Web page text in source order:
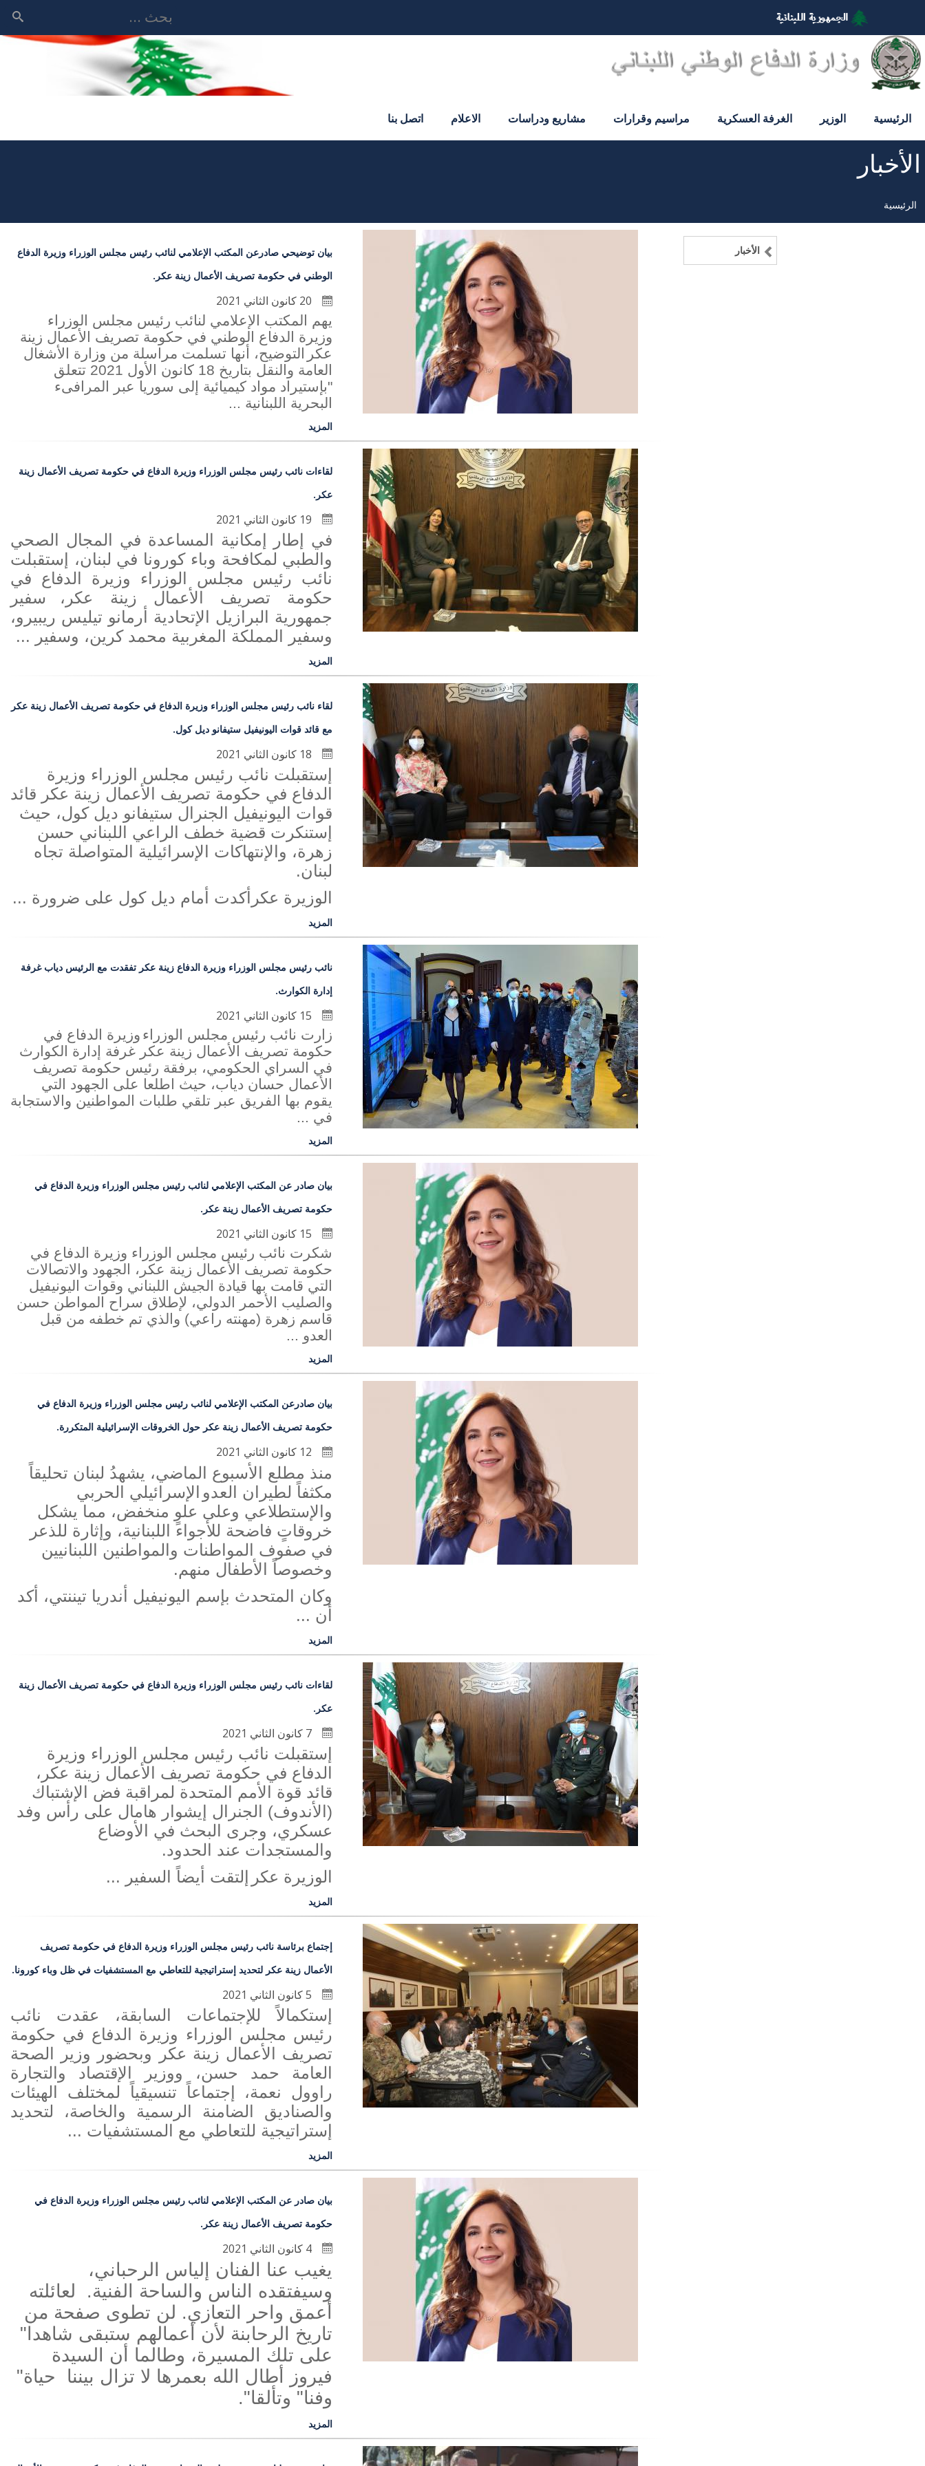
المحتوى
الرئيسي
الرئيسية الوزير الغرفة العسكرية مراسيم وقرارات مشاريع ودراسات الاعلام اتصل بنا
الأخبار
مسار
الرئيسية
بيان توضيحي صادرعن المكتب الإعلامي لنائب رئيس مجلس الوزراء وزيرة الدفاع
الوطني في حكومة تصريف الأعمال زينة عكر.
يهم المكتب الإعلامي لنائب رئيس مجلس الوزراء
وزيرة الدفاع الوطني في حكومة تصريف الأعمال زينة
عكر
التوضيح، أنها تسلمت مراسلة من وزارة الأشغال
العامة والنقل بتاريخ 18 كانون الأول 2021 تتعلق
"بإستيراد مواد كيميائية إلى سوريا عبر المرافىء
البحرية اللبنانية ...
المزيد
لقاءات نائب رئيس مجلس الوزراء وزيرة الدفاع في حكومة تصريف الأعمال زينة
عكر.
في إطار إمكانية المساعدة في المجال الصحي
والطبي لمكافحة وباء كورونا في لبنان، إستقبلت
نائب رئيس مجلس الوزراء وزيرة الدفاع في
حكومة تصريف الأعمال زينة عكر،
سفير
جمهورية البرازيل الإتحادية أرمانو تيليس ريبيرو،
وسفير المملكة المغربية محمد كرين، وسفير ...
المزيد
لقاء نائب رئيس مجلس الوزراء وزيرة الدفاع في حكومة تصريف الأعمال زينة عكر
مع قائد قوات اليونيفيل ستيفانو ديل كول.
إستقبلت نائب رئيس مجلس الوزراء وزيرة
الدفاع في حكومة تصريف الأعمال زينة عكر قائد
قوات اليونيفيل الجنرال ستيفانو ديل كول، حيث
إستنكرت قضية خطف الراعي اللبناني حسن
زهرة، والإنتهاكات الإسرائيلية المتواصلة تجاه
لبنان.
الوزيرة عكرأكدت أمام ديل كول على ضرورة ...
المزيد
نائب رئيس مجلس الوزراء وزيرة الدفاع زينة عكر تفقدت مع الرئيس دياب غرفة
إدارة الكوارث.
زارت نائب رئيس مجلس الوزراء وزيرة الدفاع في
حكومة تصريف الأعمال زينة عكر غرفة إدارة الكوارث
في السراي الحكومي، برفقة رئيس حكومة تصريف
الأعمال حسان دياب، حيث اطلعا على الجهود التي
يقوم بها الفريق عبر تلقي طلبات المواطنين والاستجابة
في ...
المزيد
بيان صادر عن المكتب الإعلامي لنائب رئيس مجلس الوزراء وزيرة الدفاع في
حكومة تصريف الأعمال زينة عكر.
شكرت نائب رئيس مجلس الوزراء وزيرة الدفاع في
حكومة تصريف الأعمال زينة عكر، الجهود والاتصالات
التي قامت بها قيادة الجيش اللبناني وقوات اليونيفيل
والصليب الأحمر الدولي، لإطلاق سراح المواطن حسن
قاسم زهرة (مهنته راعي) والذي تم خطفه من قبل
العدو ...
المزيد
بيان صادرعن المكتب الإعلامي لنائب رئيس مجلس الوزراء وزيرة الدفاع في
حكومة تصريف الأعمال زينة عكر حول الخروقات الإسرائيلية المتكررة.
منذ مطلع الأسبوع الماضي، يشهدُ لبنان تحليقاً
مكثفاً لطيران العدو الإسرائيلي الحربي
والإستطلاعي وعلى علوٍ منخفض، مما يشكل
خروقاتٍ فاضحة للأجواء اللبنانية، وإثارة للذعر
في صفوف المواطنات والمواطنين اللبنانيين
وخصوصاً الأطفال منهم.
وكان المتحدث بإسم اليونيفيل أندريا تيننتي، أكد
أن ...
المزيد
لقاءات نائب رئيس مجلس الوزراء وزيرة الدفاع في حكومة تصريف الأعمال زينة
عكر.
إستقبلت نائب رئيس مجلس الوزراء وزيرة
الدفاع في حكومة تصريف الأعمال زينة عكر،
قائد قوة الأمم المتحدة لمراقبة فض الإشتباك
(الأندوف) الجنرال إيشوار هامال على رأس وفد
عسكري، وجرى البحث في الأوضاع
والمستجدات عند الحدود.
الوزيرة عكر إلتقت أيضاً السفير ...
المزيد
إجتماع برئاسة نائب رئيس مجلس الوزراء وزيرة الدفاع في حكومة تصريف
الأعمال زينة عكر لتحديد إستراتيجية للتعاطي مع المستشفيات في ظل وباء كورونا.
إستكمالاً للإجتماعات السابقة، عقدت نائب
رئيس مجلس الوزراء وزيرة الدفاع في حكومة
تصريف الأعمال زينة عكر وبحضور وزير الصحة
العامة حمد حسن، ووزير الإقتصاد والتجارة
راوول نعمة، إجتماعاً تنسيقياً لمختلف الهيئات
والصناديق الضامنة الرسمية والخاصة، لتحديد
إستراتيجية للتعاطي مع المستشفيات ...
المزيد
بيان صادر عن المكتب الإعلامي لنائب رئيس مجلس الوزراء وزيرة الدفاع في
حكومة تصريف الأعمال زينة عكر.
يغيب عنا الفنان إلياس الرحباني،
وسيفتقده الناس والساحة الفنية. لعائلته
أعمق واحر التعازي. لن تطوى صفحة من
تاريخ الرحابنة لأن أعمالهم ستبقى شاهدا"
على تلك المسيرة، وطالما أن السيدة
فيروز أطال الله بعمرها لا تزال بيننا حياة"
وفنا" وتألقا".
المزيد
الأخبار